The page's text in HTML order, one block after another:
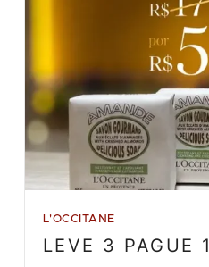
L'OCCITANE
LEVE 3 PAGUE 1